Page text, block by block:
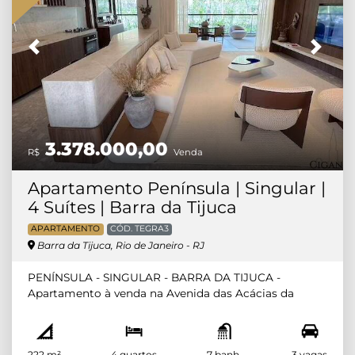
Apartamento Península | Singular |
4 Suítes | Barra da Tijuca
APARTAMENTO CÓD. TEGRA3
Barra da Tijuca, Rio de Janeiro - RJ
Previous Next
R$3.378.000,00Venda
PENÍNSULA - SINGULAR - BARRA DA TIJUCA -
Apartamento à venda na Avenida das Acácias da
229m2 e coberturas lineares com 4 suítes de 452m2.
Estacionamento com 2 níveis de subsolo. Singular